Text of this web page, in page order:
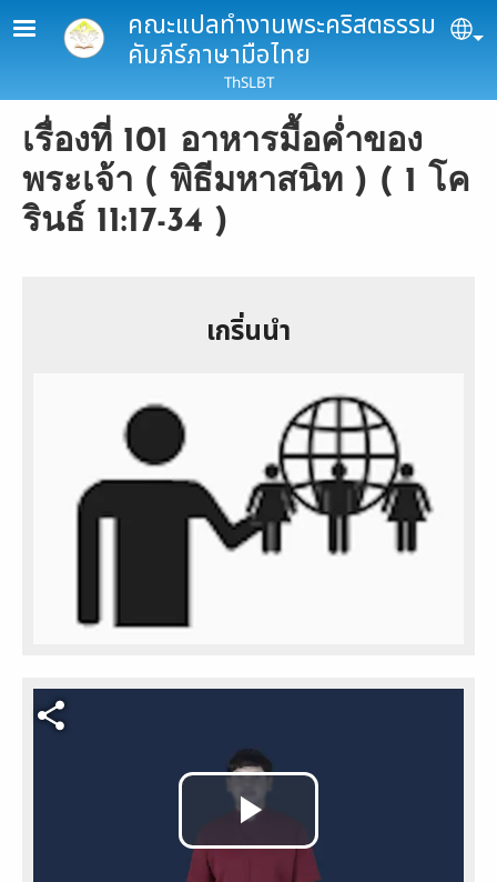
Skip to main contentคณะแปลทำงานพระคริสตธรรม
คัมภีร์ภาษามือไทย
ThSLBT
เรื่องที่ 101 อาหารมื้อค่ำของ
พระเจ้า ( พิธีมหาสนิท ) ( 1 โค
รินธ์ 11:17-34 )
เกริ่นนำ
Video file
Play